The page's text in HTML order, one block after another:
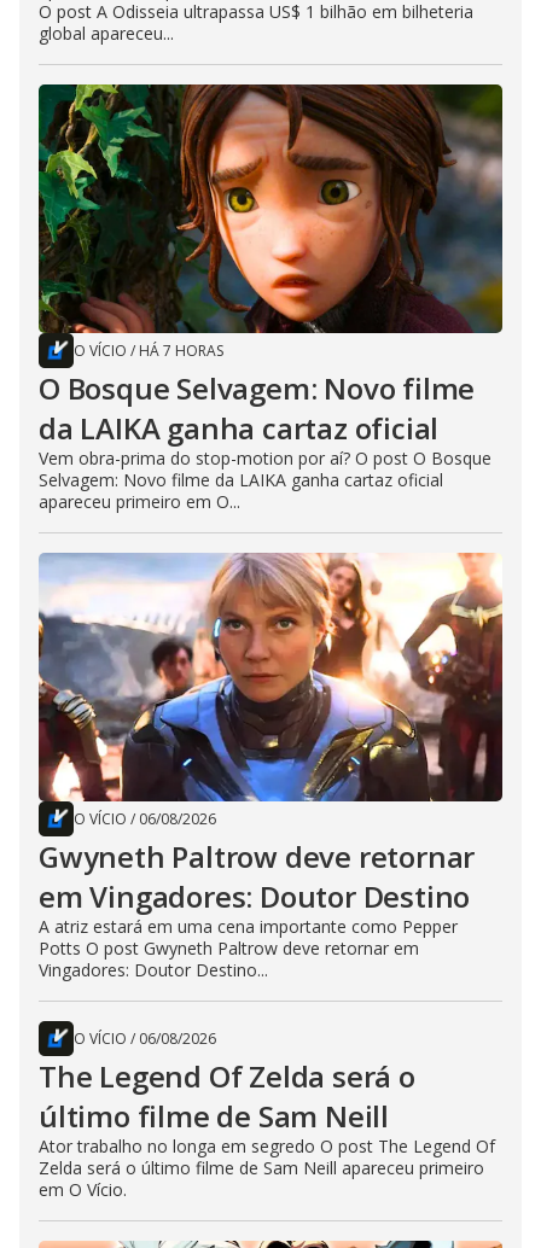
O post A Odisseia ultrapassa US$ 1 bilhão em bilheteria
global apareceu...
O VÍCIO / HÁ 7 HORAS
O Bosque Selvagem: Novo filme
da LAIKA ganha cartaz oficial
Vem obra-prima do stop-motion por aí? O post O Bosque
Selvagem: Novo filme da LAIKA ganha cartaz oficial
apareceu primeiro em O...
O VÍCIO / 06/08/2026
Gwyneth Paltrow deve retornar
em Vingadores: Doutor Destino
A atriz estará em uma cena importante como Pepper
Potts O post Gwyneth Paltrow deve retornar em
Vingadores: Doutor Destino...
O VÍCIO / 06/08/2026
The Legend Of Zelda será o
último filme de Sam Neill
Ator trabalho no longa em segredo O post The Legend Of
Zelda será o último filme de Sam Neill apareceu primeiro
em O Vício.